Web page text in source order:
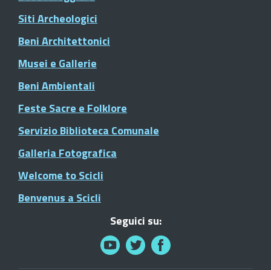
Siti Archeologici
Beni Architettonici
Musei e Gallerie
Beni Ambientali
Feste Sacre e Folklore
Servizio Biblioteca Comunale
Galleria Fotografica
Welcome to Scicli
Benvenus a Scicli
Seguici su: